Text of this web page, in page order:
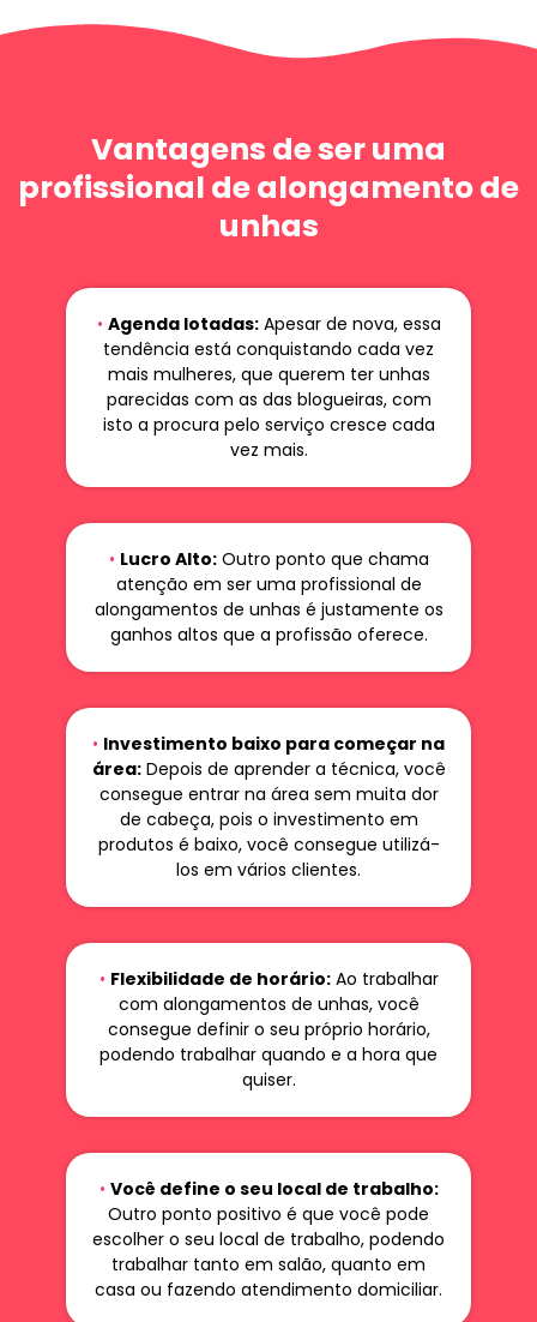
Vantagens de ser uma
profissional de alongamento de
unhas
• Agenda lotadas:Apesar de nova, essa
tendência está conquistando cada vez
mais mulheres, que querem ter unhas
parecidas com as das blogueiras, com
isto a procura pelo serviço cresce cada
vez mais.
• Lucro Alto:Outro ponto que chama
atenção em ser uma profissional de
alongamentos de unhas é justamente os
ganhos altos que a profissão oferece.
• Investimento baixo para começar na
área:Depois de aprender a técnica, você
consegue entrar na área sem muita dor
de cabeça, pois o investimento em
produtos é baixo, você consegue utilizá-
los em vários clientes.
• Flexibilidade de horário:Ao trabalhar
com alongamentos de unhas, você
consegue definir o seu próprio horário,
podendo trabalhar quando e a hora que
quiser.
• Você define o seu local de trabalho:
Outro ponto positivo é que você pode
escolher o seu local de trabalho, podendo
trabalhar tanto em salão, quanto em
casa ou fazendo atendimento domiciliar.